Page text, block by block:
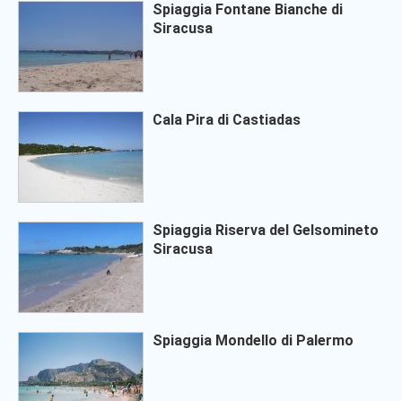
Spiaggia Fontane Bianche di
Siracusa
Cala Pira di Castiadas
Spiaggia Riserva del Gelsomineto
Siracusa
Spiaggia Mondello di Palermo